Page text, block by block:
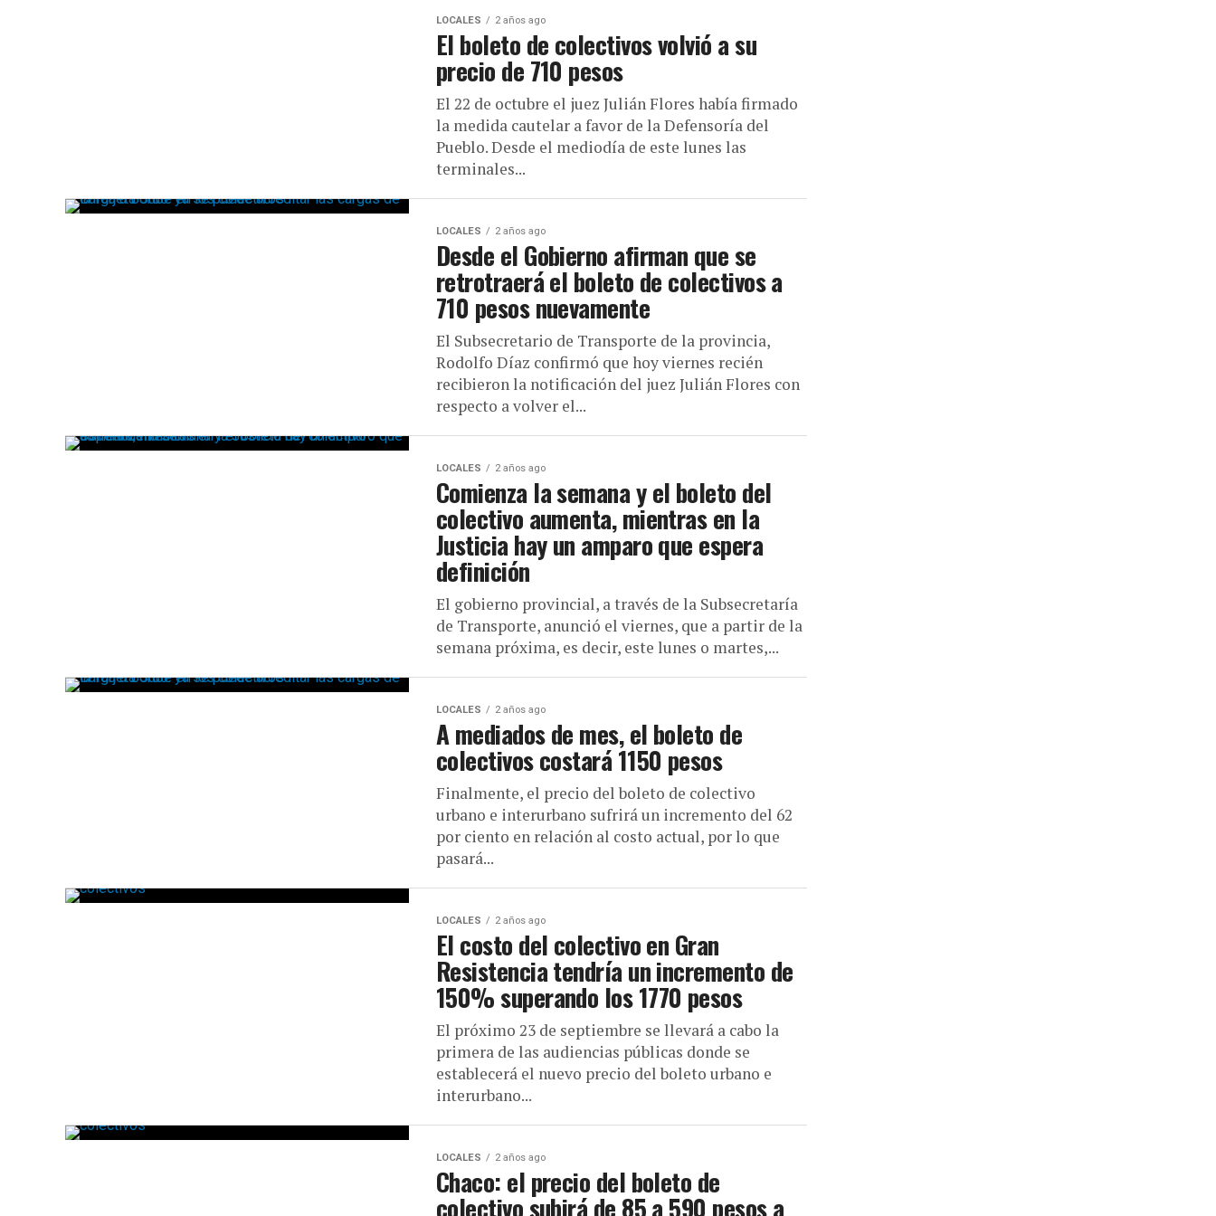
LOCALES 2 años ago
El boleto de colectivos volvió a su
precio de 710 pesos
El 22 de octubre el juez Julián Flores había firmado
la medida cautelar a favor de la Defensoría del
Pueblo. Desde el mediodía de este lunes las
terminales...
LOCALES 2 años ago
Desde el Gobierno afirman que se
retrotraerá el boleto de colectivos a
710 pesos nuevamente
El Subsecretario de Transporte de la provincia,
Rodolfo Díaz confirmó que hoy viernes recién
recibieron la notificación del juez Julián Flores con
respecto a volver el...
LOCALES 2 años ago
Comienza la semana y el boleto del
colectivo aumenta, mientras en la
Justicia hay un amparo que espera
definición
El gobierno provincial, a través de la Subsecretaría
de Transporte, anunció el viernes, que a partir de la
semana próxima, es decir, este lunes o martes,...
LOCALES 2 años ago
A mediados de mes, el boleto de
colectivos costará 1150 pesos
Finalmente, el precio del boleto de colectivo
urbano e interurbano sufrirá un incremento del 62
por ciento en relación al costo actual, por lo que
pasará...
LOCALES 2 años ago
El costo del colectivo en Gran
Resistencia tendría un incremento de
150% superando los 1770 pesos
El próximo 23 de septiembre se llevará a cabo la
primera de las audiencias públicas donde se
establecerá el nuevo precio del boleto urbano e
interurbano...
LOCALES 2 años ago
Chaco: el precio del boleto de
colectivo subirá de 85 a 590 pesos a